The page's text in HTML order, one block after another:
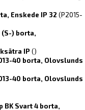
Enskede IP 32 (P2015-
(S-) borta,
IP ()
40 borta, Olovslunds
40 borta, Olovslunds
BK Svart 4 borta,